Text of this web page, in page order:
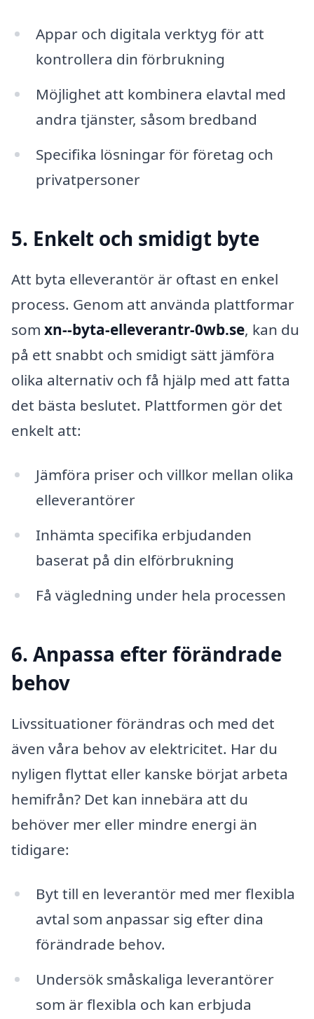
Appar och digitala verktyg för att
kontrollera din förbrukning
Möjlighet att kombinera elavtal med
andra tjänster, såsom bredband
Specifika lösningar för företag och
privatpersoner
5. Enkelt och smidigt byte
Att byta elleverantör är oftast en enkel
process. Genom att använda plattformar
som xn--byta-elleverantr-0wb.se, kan du
på ett snabbt och smidigt sätt jämföra
olika alternativ och få hjälp med att fatta
det bästa beslutet. Plattformen gör det
enkelt att:
Jämföra priser och villkor mellan olika
elleverantörer
Inhämta specifika erbjudanden
baserat på din elförbrukning
Få vägledning under hela processen
6. Anpassa efter förändrade
behov
Livssituationer förändras och med det
även våra behov av elektricitet. Har du
nyligen flyttat eller kanske börjat arbeta
hemifrån? Det kan innebära att du
behöver mer eller mindre energi än
tidigare:
Byt till en leverantör med mer flexibla
avtal som anpassar sig efter dina
förändrade behov.
Undersök småskaliga leverantörer
som är flexibla och kan erbjuda